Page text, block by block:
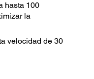
hasta 100
la
velocidad de 30